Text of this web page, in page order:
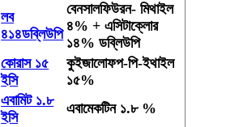
লব
৪১৪ডব্লিউপি
বেনসালফিউরন- মিথাইল
৪% + এসিটাক্লোর
১৪% ডব্লিউপি
কোরাস ১৫
ইসি
কুইজালোফপ-পি-ইথাইল
১৫%
এবামিট ১.৮
ইসি
এবামেকটিন ১.৮ %